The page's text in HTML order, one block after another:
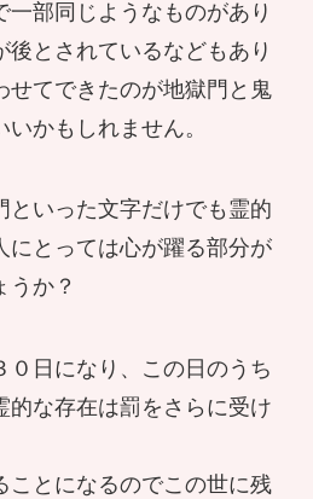
一部同じようなものがあり
後とされているなどもあり
せてできたのが地獄門と鬼
かもしれません。
といった文字だけでも霊的
にとっては心が躍る部分が
うか？
０日になり、この日のうち
的な存在は罰をさらに受け
ことになるのでこの世に残